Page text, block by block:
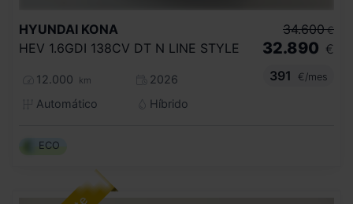
HYUNDAI KONA
HEV 1.6GDI 138CV DT N LINE STYLE
12.000 km
2026
Automático
Híbrido
34.600 €
32.890 €
391
€/mes
ECO